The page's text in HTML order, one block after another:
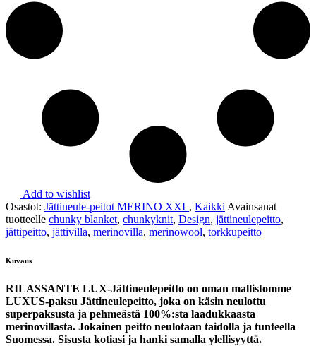
Add to wishlist
Osastot: Jättineule-peitot MERINO XXL, Kaikki Avainsanat
tuotteelle chunky blanket, chunkyknit, Design, jättineulepeitto,
jättipeitto, jättivilla, merinovilla, merinowool, torkkupeitto
Kuvaus
RILASSANTE LUX-Jättineulepeitto on oman mallistomme
LUXUS-paksu Jättineulepeitto, joka on käsin neulottu
superpaksusta ja pehmeästä 100%:sta laadukkaasta
merinovillasta. Jokainen peitto neulotaan taidolla ja tunteella
Suomessa. Sisusta kotiasi ja hanki samalla ylellisyyttä.